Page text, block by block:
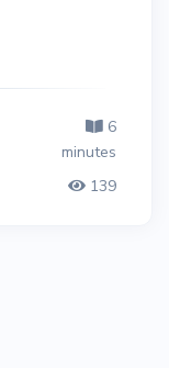
6
minutes
139